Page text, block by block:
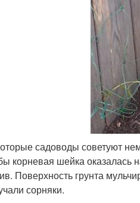
садоводы советуют
корневая шейка оказалась
Поверхность грунта
сорняки.